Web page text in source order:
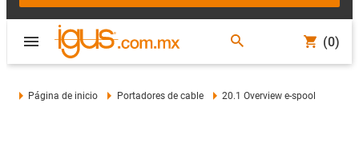
(0)
Página de inicio Portadores de cable 20.1 Overview e-spool